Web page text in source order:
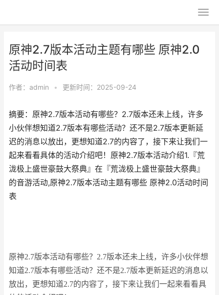
原神2.7版本活动主题有哪些 原神2.0
活动时间表
作者： admin • 更新时间：2025-09-24
摘要：原神2.7版本活动有哪些？2.7版本还未上线，许多
小伙伴想知道2.7版本有哪些活动？还不是2.7版本更新延
迟的消息以放出，更想知道2.7的内容了，接下来让我们一
起来看看具体的活动介绍吧！原神2.7版本活动介绍1.『荒
泷极上盛世豪鼓大祭典』在『荒泷极上盛世豪鼓大祭典』
的音游活动,原神2.7版本活动主题有哪些 原神2.0活动时间
表
原神2.7版本活动有哪些？2.7版本还未上线，许多小伙伴想
知道2.7版本有哪些活动？还不是2.7版本更新延迟的消息以
放出，更想知道2.7的内容了，接下来让我们一起来看看具